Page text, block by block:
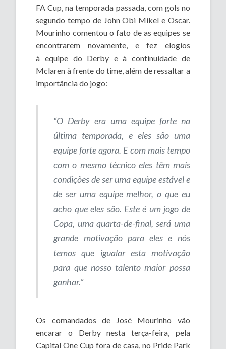
FA Cup, na temporada passada, com gols no
segundo tempo de John Obi Mikel e Oscar.
Mourinho comentou o fato de as equipes se
encontrarem novamente, e fez elogios
à equipe do Derby e à continuidade de
Mclaren à frente do time, além de ressaltar a
importância do jogo:
“O Derby era uma equipe forte na
última temporada, e eles são uma
equipe forte agora. E com mais tempo
com o mesmo técnico eles têm mais
condições de ser uma equipe estável e
de ser uma equipe melhor, o que eu
acho que eles são. Este é um jogo de
Copa, uma quarta-de-final, será uma
grande motivação para eles e nós
temos que igualar esta motivação
para que nosso talento maior possa
ganhar.”
Os comandados de José Mourinho vão
encarar o Derby nesta terça-feira, pela
Capital One Cup fora de casa, no Pride Park